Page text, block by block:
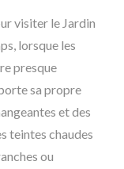
visiter le Jardin
lorsque les
presque
sa propre
et des
teintes chaudes
ou